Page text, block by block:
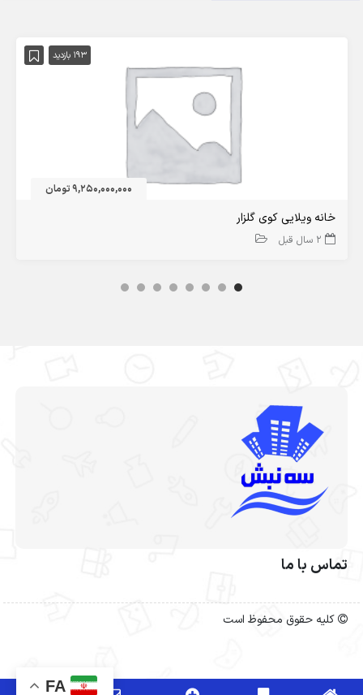
193 بازدید
9,250,000,000 تومان
خانه ویلایی کوی گلزار
2 سال قبل
تماس با ما
کلیه حقوق محفوظ است
FA